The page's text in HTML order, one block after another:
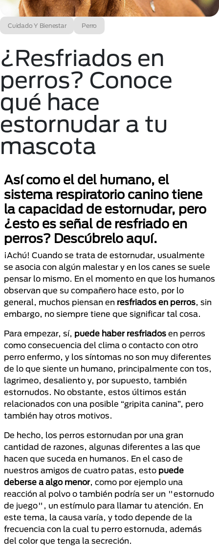
Cuidado Y Bienestar Perro
¿Resfriados en
perros? Conoce
qué hace
estornudar a tu
mascota
Así como el del humano, el
sistema respiratorio canino tiene
la capacidad de estornudar, pero
¿esto es señal de resfriado en
perros? Descúbrelo aquí.
¡Achú! Cuando se trata de estornudar, usualmente
se asocia con algún malestar y en los canes se suele
pensar lo mismo. En el momento en que los humanos
observan que su compañero hace esto, por lo
general, muchos piensan en resfriados en perros, sin
embargo, no siempre tiene que significar tal cosa.
Para empezar, sí, puede haber resfriados en perros
como consecuencia del clima o contacto con otro
perro enfermo, y los síntomas no son muy diferentes
de lo que siente un humano, principalmente con tos,
lagrimeo, desaliento y, por supuesto, también
estornudos. No obstante, estos últimos están
relacionados con una posible “gripita canina”, pero
también hay otros motivos.
De hecho, los perros estornudan por una gran
cantidad de razones, algunas diferentes a las que
hacen que suceda en humanos. En el caso de
nuestros amigos de cuatro patas, esto puede
deberse a algo menor, como por ejemplo una
reacción al polvo o también podría ser un "estornudo
de juego", un estímulo para llamar tu atención. En
este tema, la causa varía, y todo depende de la
frecuencia con la cual tu perro estornuda, además
del color que tenga la secreción.